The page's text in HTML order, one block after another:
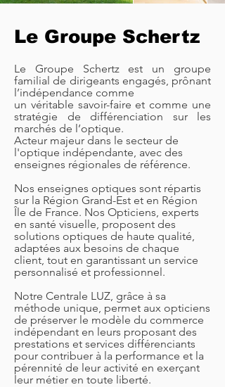
Le Groupe Schertz
Le Groupe Schertz est un groupe
familial de dirigeants engagés, prônant
l’indépendance comme
un véritable savoir-faire et comme une
stratégie de différenciation sur les
marchés de l’optique.
Acteur majeur dans le secteur de
l'optique indépendante, avec des
enseignes régionales de référence.
Nos enseignes optiques sont répartis
sur la Région Grand-Est et en Région
Île de France. Nos Opticiens, experts
en santé visuelle, proposent des
solutions optiques de haute qualité,
adaptées aux besoins de chaque
client, tout en garantissant un service
personnalisé et professionnel.
Notre Centrale LUZ, grâce à sa
méthode unique, permet aux opticiens
de préserver le modèle du commerce
indépendant en leurs proposant des
prestations et services différenciants
pour contribuer à la performance et la
pérennité de leur activité en exerçant
leur métier en toute liberté.